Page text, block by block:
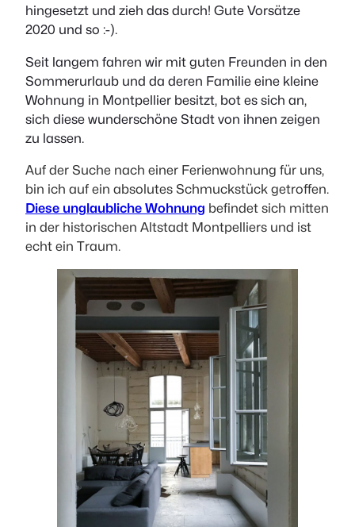
hingesetzt und zieh das durch! Gute Vorsätze
2020 und so :-).
Seit langem fahren wir mit guten Freunden in den
Sommerurlaub und da deren Familie eine kleine
Wohnung in Montpellier besitzt, bot es sich an,
sich diese wunderschöne Stadt von ihnen zeigen
zu lassen.
Auf der Suche nach einer Ferienwohnung für uns,
bin ich auf ein absolutes Schmuckstück getroffen.
Diese unglaubliche Wohnung befindet sich mitten
in der historischen Altstadt Montpelliers und ist
echt ein Traum.